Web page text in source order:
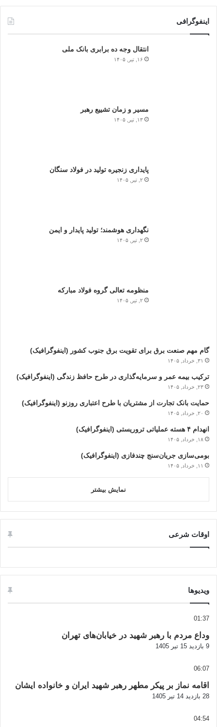
اینفوگرافی
انتقال وجه ده برابری بانک ملی
۱۶, تیر, ۱۴۰۵
مسیر و زمان تشییع رهبر
۱۳, تیر, ۱۴۰۵
پایداری زنجیره تولید در فولاد سنگان
۲, تیر, ۱۴۰۵
نگهداری هوشمند؛ تولید پایدار و ایمن
۲, تیر, ۱۴۰۵
منظومه تعالی گروه فولاد مبارکه
۲, تیر, ۱۴۰۵
گام مهم صنعت برق برای تقویت برق جنوب کشور (اینفوگرافیک)
۳۱, خرداد, ۱۴۰۵
ترکیب بیمه عمر و سرمایه‌گذاری در طرح حافظ زندگی (اینفوگرافیک)
۲۳, خرداد, ۱۴۰۵
حمایت بانک تجارت از مشتریان با طرح اعتباری روزنو (اینفوگرافیک)
۲۰, خرداد, ۱۴۰۵
انهدام ۴ هسته عملیاتی تروریستی (اینفوگرافیک)
۱۸, خرداد, ۱۴۰۵
بومی‌سازی جریان‌سنج چندفازی (اینفوگرافیک)
۱۱, خرداد, ۱۴۰۵
نمایش بیشتر
اوقات شرعی
ویدیوها
01:37
وداع مردم با رهبر شهید در خیابان‌های تهران
9 بازدید 15 تیر 1405
06:07
اقامه نماز بر پیکر مطهر رهبر شهید ایران و خانواده ایشان
28 بازدید 14 تیر 1405
04:54